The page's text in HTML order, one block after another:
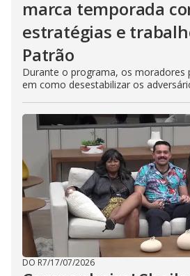
marca temporada
estratégias e
Patrão
Durante o programa, os moradores
em como desestabilizar os
DO R7/17/07/2026